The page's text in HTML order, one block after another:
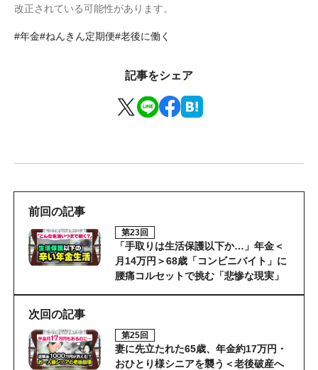
改正されている可能性があります。
#年金#ねんきん定期便#老後に働く
記事をシェア
前回の記事
第23回
「手取りは生活保護以下か…」年金＜
月14万円＞68歳「コンビニバイト」に
腰痛コルセットで挑む「悲惨な現実」
次回の記事
第25回
妻に先立たれた65歳、年金約17万円・
おひとり様シニアを襲う＜老後破産へ